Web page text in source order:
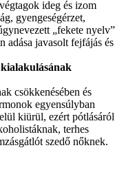
ideg és izom
gyengeségérzet,
„fekete nyelv”
adása javasolt fejfájás és
kialakulásának
csökkenésében és
egyensúlyban
kiürül, ezért pótlásáról
terhes
szedő nőknek.